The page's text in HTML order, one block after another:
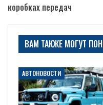
коробках передач
ВАМ ТАКЖЕ МОГУТ
АВТОНОВОСТИ